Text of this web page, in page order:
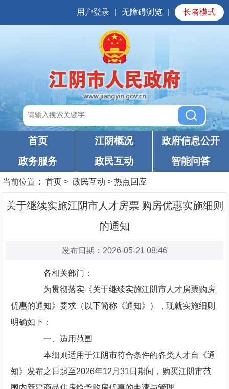
用户登录 无障碍浏览 长者模式
首页 江阴概况
政府信息公开
政务服务
政民互动 智能问答
当前位置： 首页 > 政民互动 > 热点回应
关于继续实施江阴市人才房票 购房优惠实施细则
的通知
发布日期：2026-05-21 08:46
各相关部门：
为贯彻落实《关于继续实施江阴市人才房票购房
优惠的通知》要求（以下简称《通知》），现就实施细则
明确如下：
一、适用范围
本细则适用于江阴市符合条件的各类人才自《通
知》发布之日起至2026年12月31日期间，购买江阴市范